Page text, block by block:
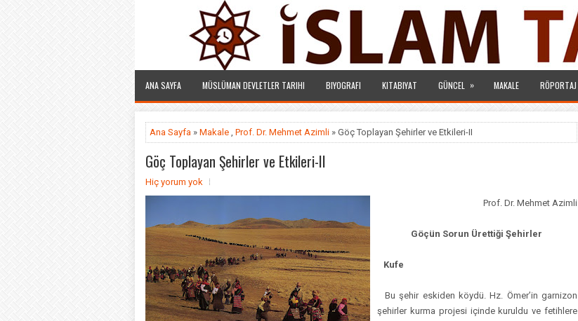
ANA SAYFA MÜSLÜMAN DEVLETLER TARIHI BIYOGRAFI KITABIYAT GÜNCEL » MAKALE RÖPORTAJ
Ana Sayfa » Makale , Prof. Dr. Mehmet Azimli » Göç Toplayan Şehirler ve Etkileri-II
Göç Toplayan Şehirler ve Etkileri-II
Hiç yorum yok
Prof. Dr. Mehmet Azimli
Göçün Sorun Ürettiği Şehirler
Kufe
Bu şehir eskiden köydü. Hz. Ömer’in garnizon
şehirler kurma projesi içinde kuruldu ve fetihlere